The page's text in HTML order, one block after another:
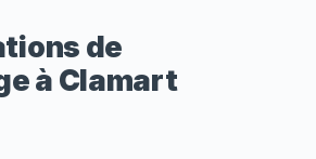
de
à Clamart